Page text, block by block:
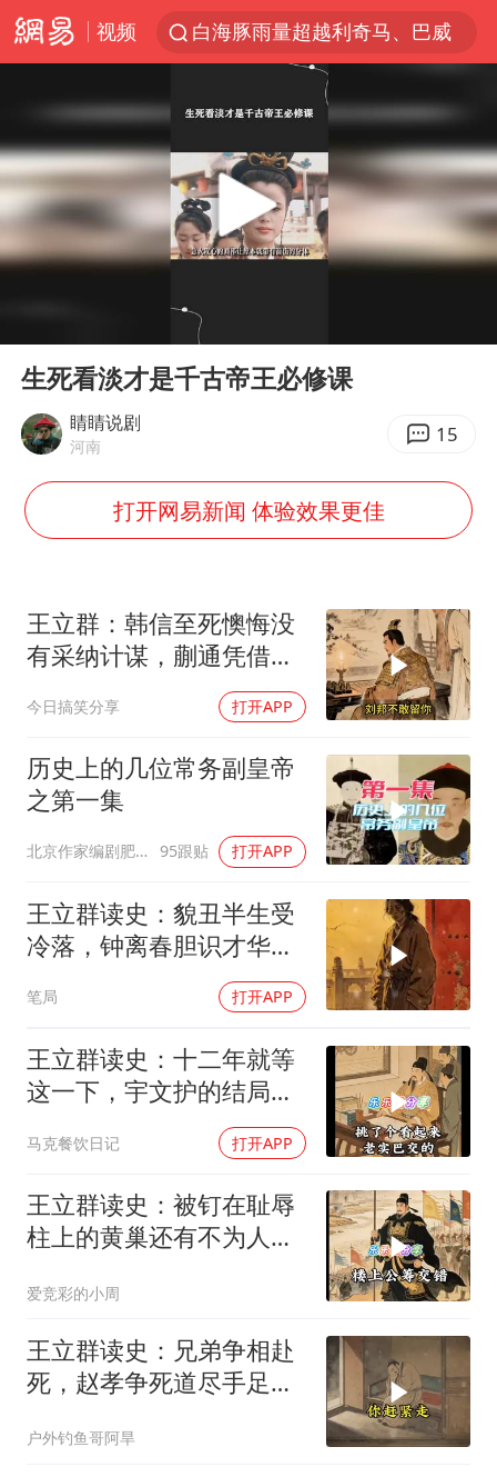
视频
白海豚雨量超越利奇马、巴威
人形机器人第一股
多地银行上调存款利率
上海地铁4条线路全线停运
白海豚路径图
宇树申购 中一签有望赚20万元
4.2平卫生间补漏注胶花1.55万
面对面丨蔡磊：与渐冻症抗争 纵使不敌 也不屈服
5万小车卖不动 微型代步车集体遇冷
梅婷12岁女儿百花奖发言
加沙约14万栋建筑被完全摧毁
从科技创新看开局起步的时与势
Play
生死看淡才是千古帝王必修课
睛睛说剧
河南 15
打开网易新闻 体验效果更佳
王立群：韩信至死懊悔没
有采纳计谋，蒯通凭借辩
今日搞笑分享 打开APP
历史上的几位常务副皇帝
之第一集
北京作家编剧肥猪满圈 95跟贴 打开APP
王立群读史：貌丑半生受
冷落，钟离春胆识才华震
笔局 打开APP
王立群读史：十二年就等
这一下，宇文护的结局你
马克餐饮日记 打开APP
王立群读史：被钉在耻辱
柱上的黄巢还有不为人知
爱竞彩的小周
王立群读史：兄弟争相赴
死，赵孝争死道尽手足真
户外钓鱼哥阿旱